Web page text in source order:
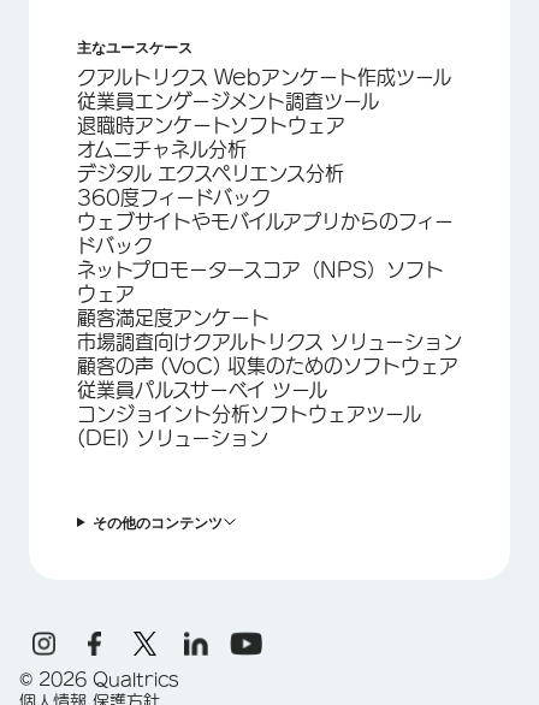
主なユースケース
クアルトリクス Webアンケート作成ツール
従業員エンゲージメント調査ツール
退職時アンケートソフトウェア
オムニチャネル分析
デジタル エクスペリエンス分析
360度フィードバック
ウェブサイトやモバイルアプリからのフィー
ドバック
ネットプロモータースコア（NPS）ソフト
ウェア
顧客満足度アンケート
市場調査向けクアルトリクス ソリューション
顧客の声 (VoC) 収集のためのソフトウェア
従業員パルスサーベイ ツール
コンジョイント分析ソフトウェアツール
(DEI) ソリューション
その他のコンテンツ
© 2026 Qualtrics
個人情報 保護方針